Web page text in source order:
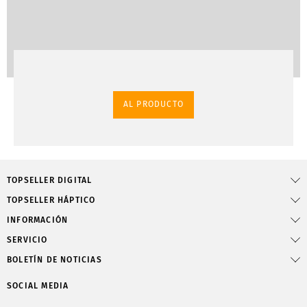
AL PRODUCTO
TOPSELLER DIGITAL
TOPSELLER HÁPTICO
INFORMACIÓN
SERVICIO
BOLETÍN DE NOTICIAS
SOCIAL MEDIA